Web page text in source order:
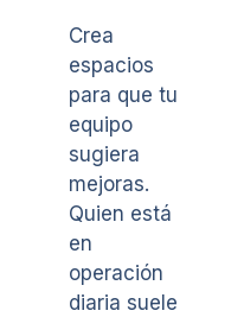
Crea
espacios
para que tu
equipo
sugiera
mejoras.
Quien está
en
operación
diaria suele